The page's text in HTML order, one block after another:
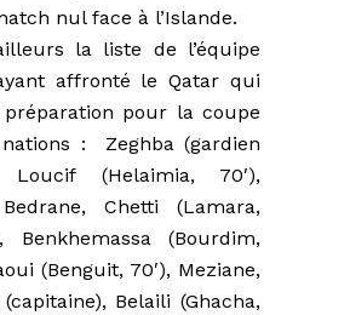
nul face à l’Islande.
la liste de l’équipe
affronté le Qatar qui
pour la coupe
nations : Zeghba (gardien
(Helaimia, 70′),
Chetti (Lamara,
Benkhemassa (Bourdim,
(Benguit, 70′), Meziane,
Belaili (Ghacha,